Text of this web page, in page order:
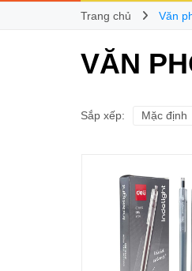
Trang chủ Văn
VĂN
Sắp xếp: